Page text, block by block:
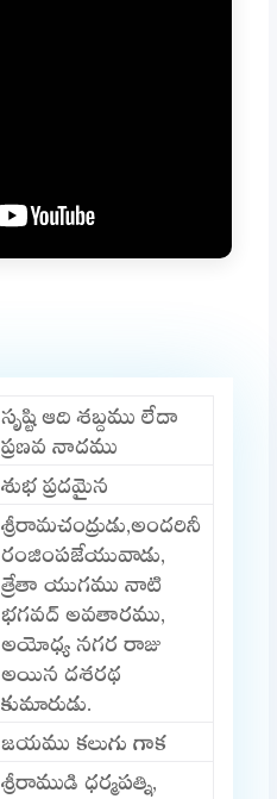
సృష్టి ఆది శబ్దము లేదా
ప్రణవ నాదము
శుభ ప్రదమైన
శ్రీరామచంద్రుడు,అందరినీ
రంజింపజేయువాడు,
త్రేతా యుగము నాటి
భగవద్ అవతారము,
అయోధ్య నగర రాజు
అయిన దశరథ
కుమారుడు.
జయము కలుగు గాక
శ్రీరాముడి ధర్మపత్ని,